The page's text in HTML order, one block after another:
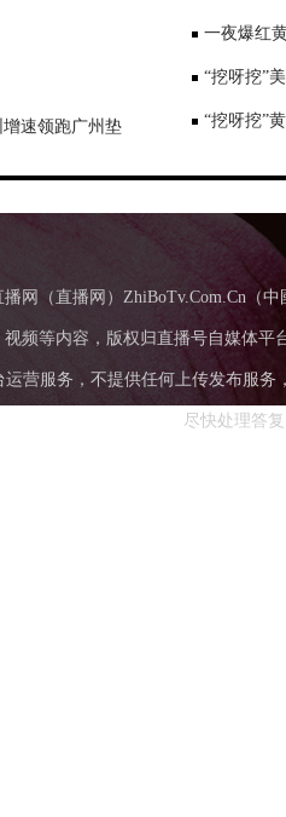
速领跑广州垫
一夜爆红
师：或涉嫌
“挖呀挖”
“挖呀挖”
播网（直播网）ZhiBoTv.Com.Cn（
频等内容，版权归直播号自媒体
营服务，不提供任何上传发布服务
尽快处理答